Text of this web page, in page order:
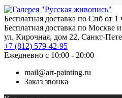
Бесплатная доставка по Спб от 1
Бесплатная доставка по Москве
ул. Кирочная, дом 22, Санкт-
+7 (812) 579-42-95
Ежедневно с 10:00 - 20:00
mail@art-painting.ru
Заказ звонка